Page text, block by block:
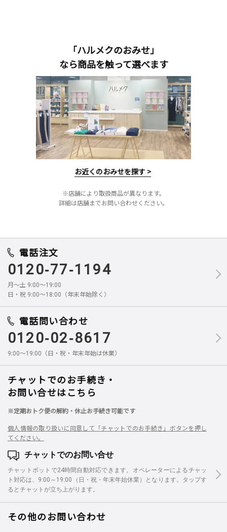
「ハルメクのおみせ」
なら商品を触って選べます
お近くのおみせを探す >
※店舗により取扱商品が異なります。
詳細は店舗までお問い合わせください。
電話注文
0120-77-1194
月～土 9:00～19:00
日・祝 9:00～18:00（年末年始除く）
電話問い合わせ
0120-02-8617
9:00～19:00（日・祝・年末年始は休業）
チャットでのお手続き・
お問い合せはこちら
※定期おトク便の解約・休止お手続き可能です
個人情報の取り扱いに同意して「チャットでのお手続き」ボタンを押し
てください。
チャットでのお問い合せ
チャットボットで24時間自動対応できます。オペレーターによるチャッ
ト対応は、9:00～19:00（日・祝・年末年始休業）となります。タップす
るとチャットが立ち上がります。
その他のお問い合わせ